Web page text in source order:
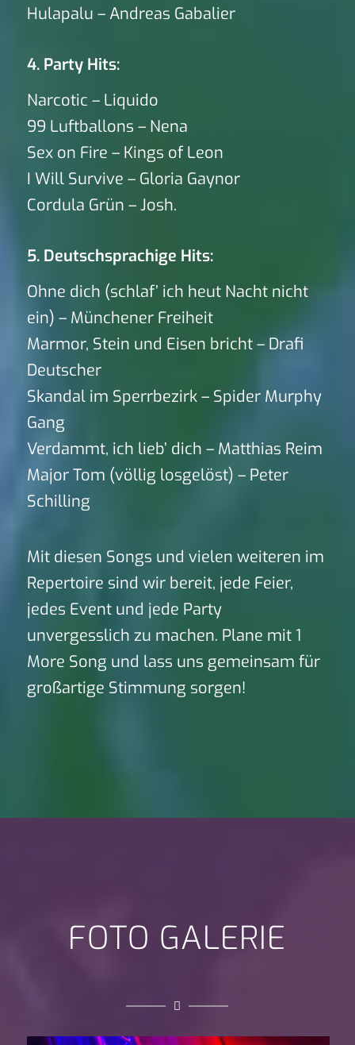
Hulapalu – Andreas Gabalier
4. Party Hits:
Narcotic – Liquido
99 Luftballons – Nena
Sex on Fire – Kings of Leon
I Will Survive – Gloria Gaynor
Cordula Grün – Josh.
5. Deutschsprachige Hits:
Ohne dich (schlaf’ ich heut Nacht nicht
ein) – Münchener Freiheit
Marmor, Stein und Eisen bricht – Drafi
Deutscher
Skandal im Sperrbezirk – Spider Murphy
Gang
Verdammt, ich lieb’ dich – Matthias Reim
Major Tom (völlig losgelöst) – Peter
Schilling
Mit diesen Songs und vielen weiteren im
Repertoire sind wir bereit, jede Feier,
jedes Event und jede Party
unvergesslich zu machen. Plane mit 1
More Song und lass uns gemeinsam für
großartige Stimmung sorgen!
FOTO GALERIE